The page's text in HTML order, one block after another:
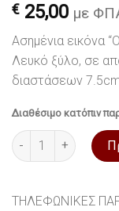
€ 25,00 με
Ασημένια εικόνα
Λευκό ξύλο, σε
διαστάσεων
Διαθέσιμο κατόπιν
Εικόνα ασημένια Ο
ΤΗΛΕΦΩΝΙΚΕΣ